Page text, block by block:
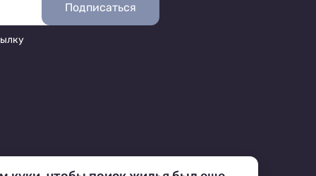
Подписаться